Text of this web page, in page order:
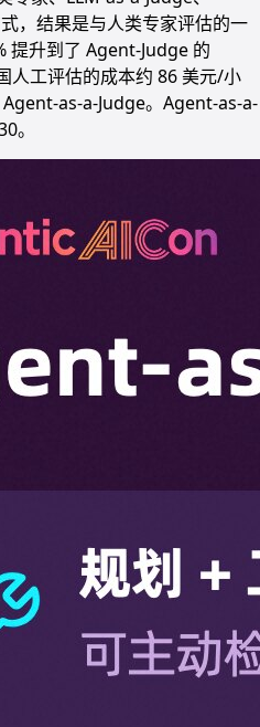
，结果是与人类专家评估的一
提升到了 Agent-Judge 的
人工评估的成本约 86 美元/小
as-a-Judge。Agent-as-a-
。